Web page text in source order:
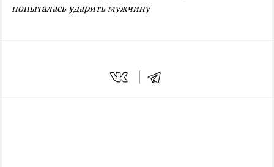
попыталась ударить мужчину